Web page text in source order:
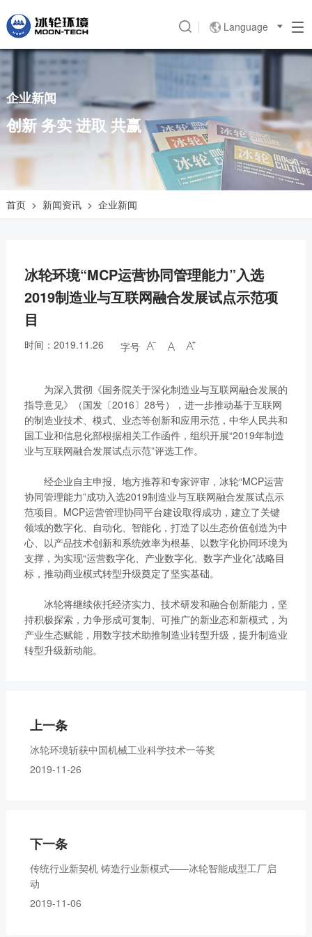
Language 
企业新闻
创新 务实 进取 共赢
首页 > 新闻资讯 > 企业新闻
冰轮环境“MCP运营协同管理能力”入选
2019制造业与互联网融合发展试点示范项
目
时间：2019.11.26 字号   
为深入贯彻《国务院关于深化制造业与互联网融合发展的
指导意见》（国发〔2016〕28号），进一步推动基于互联网
的制造业技术、模式、业态等创新和应用示范，中华人民共和
国工业和信息化部根据相关工作函件，组织开展“2019年制造
业与互联网融合发展试点示范”评选工作。
经企业自主申报、地方推荐和专家评审，冰轮“MCP运营
协同管理能力”成功入选2019制造业与互联网融合发展试点示
范项目。MCP运营管理协同平台建设取得成功，建立了关键
领域的数字化、自动化、智能化，打造了以生态价值创造为中
心、以产品技术创新和系统效率为根基、以数字化协同环境为
支撑，为实现“运营数字化、产业数字化、数字产业化”战略目
标，推动商业模式转型升级奠定了坚实基础。
冰轮将继续依托经济实力、技术研发和融合创新能力，坚
持积极探索，力争形成可复制、可推广的新业态和新模式，为
产业生态赋能，用数字技术助推制造业转型升级，提升制造业
转型升级新动能。
上一条
冰轮环境斩获中国机械工业科学技术一等奖
2019-11-26
下一条
传统行业新契机 铸造行业新模式——冰轮智能成型工厂启
动
2019-11-06